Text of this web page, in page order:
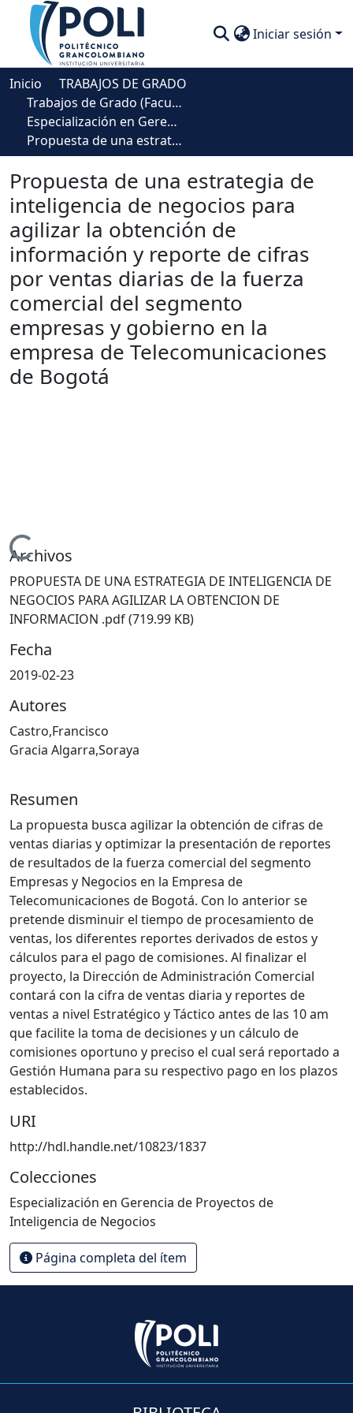
Iniciar sesión
Comunidades
Descubre
Estadísticas
Inicio
TRABAJOS DE GRADO
Trabajos de Grado (Facultad Ingeniería, Diseño e Innovación )
Especialización en Gerencia de Proyectos de Inteligencia de Negocios
Propuesta de una estrategia de inteligencia de negocios para agilizar la obtención de información y reporte de cifras por ventas diarias de la fuerza comercial del segmento empresas y gobierno en la empresa de Telecomunicaciones de Bogotá
Propuesta de una estrategia de
inteligencia de negocios para
agilizar la obtención de
información y reporte de cifras
por ventas diarias de la fuerza
comercial del segmento
empresas y gobierno en la
empresa de Telecomunicaciones
de Bogotá
Cargando...
Archivos
PROPUESTA DE UNA ESTRATEGIA DE INTELIGENCIA DE
NEGOCIOS PARA AGILIZAR LA OBTENCION DE
INFORMACION .pdf(719.99 KB)
Fecha
2019-02-23
Autores
Castro,Francisco
Gracia Algarra,Soraya
Resumen
La propuesta busca agilizar la obtención de cifras de
ventas diarias y optimizar la presentación de reportes
de resultados de la fuerza comercial del segmento
Empresas y Negocios en la Empresa de
Telecomunicaciones de Bogotá. Con lo anterior se
pretende disminuir el tiempo de procesamiento de
ventas, los diferentes reportes derivados de estos y
cálculos para el pago de comisiones. Al finalizar el
proyecto, la Dirección de Administración Comercial
contará con la cifra de ventas diaria y reportes de
ventas a nivel Estratégico y Táctico antes de las 10 am
que facilite la toma de decisiones y un cálculo de
comisiones oportuno y preciso el cual será reportado a
Gestión Humana para su respectivo pago en los plazos
establecidos.
URI
http://hdl.handle.net/10823/1837
Colecciones
Especialización en Gerencia de Proyectos de
Inteligencia de Negocios
Página completa del ítem